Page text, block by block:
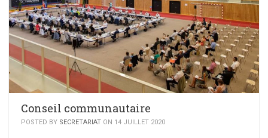
Conseil communautaire
POSTED BY SECRETARIAT ON 14 JUILLET 2020